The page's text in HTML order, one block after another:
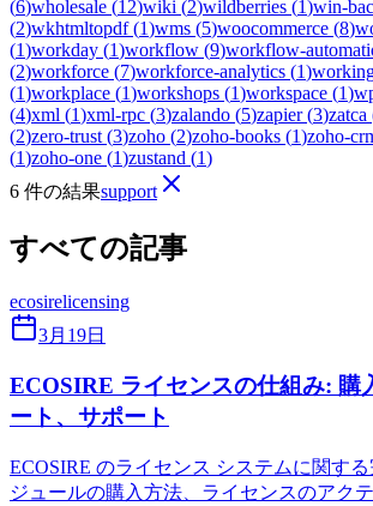
(6)wholesale (12)wiki (2)wildberries (1)win-
(2)wkhtmltopdf(1)wms (5)woocommerce (8)
(1)workday (1)workflow (9)workflow-
(2)workforce (7)workforce-analytics (1)
(1)workplace (1)workshops (1)workspace (1)
(4)xml (1)xml-rpc (3)zalando (5)zapier(3)zatca
(2)zero-trust (3)zoho (2)zoho-books (1)zoho-
(1)zoho-one (1)zustand (1)
6 件の結果support
すべての記事
ecosirelicensing
3月19日
ECOSIRE ライセンスの仕組み: 購
ート、サポート
ECOSIRE のライセンス システムに関す
ジュールの購入方法、ライセンスのアク